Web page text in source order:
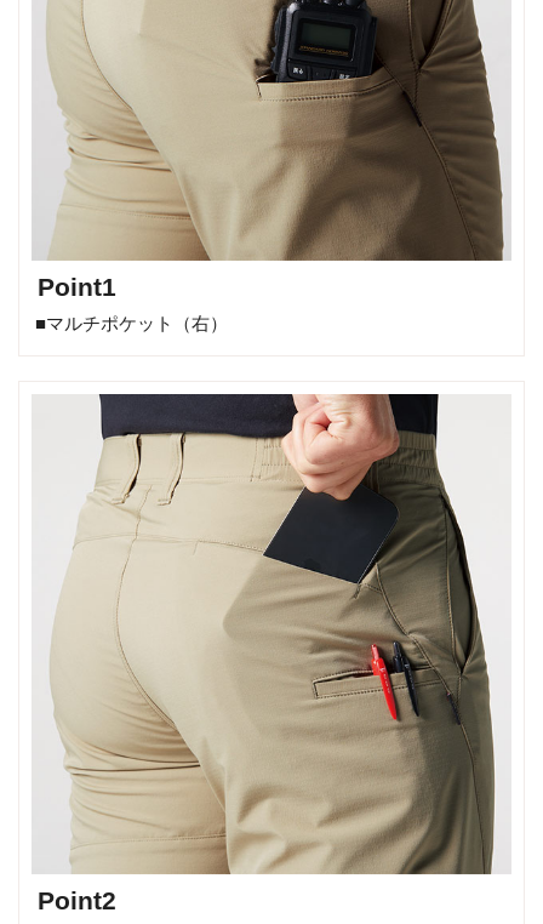
Point1
■マルチポケット（右）
Point2